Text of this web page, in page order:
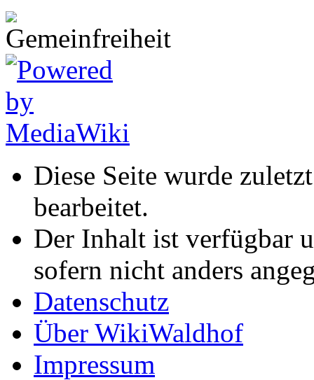
Diese Seite wurde
bearbeitet.
Der Inhalt ist verfügbar
sofern nicht anders
Datenschutz
Über WikiWaldhof
Impressum